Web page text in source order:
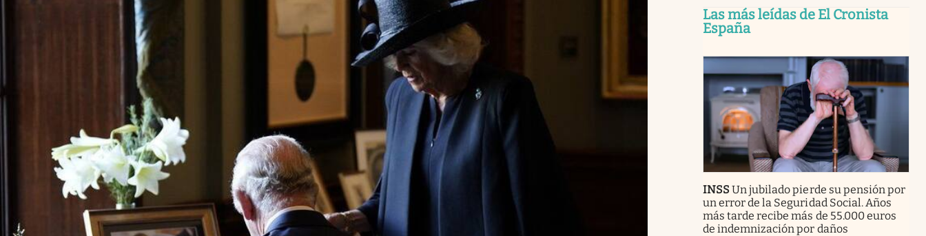
Las más leídas de El Cronista
España
INSSUn jubilado pierde su pensión por
un error de la Seguridad Social. Años
más tarde recibe más de 55.000 euros
de indemnización por daños